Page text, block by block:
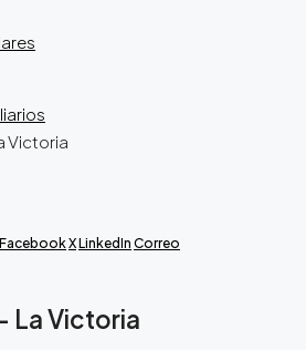
Victoria
FacebookXLinkedIn Correo
La Victoria